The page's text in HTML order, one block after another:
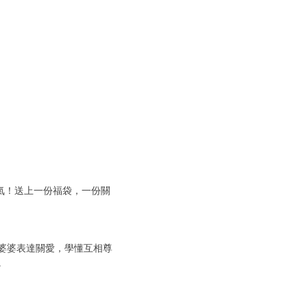
送上一份福袋，一份關
婆表達關愛，學懂互相尊